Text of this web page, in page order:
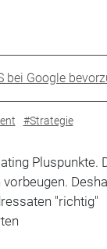
bei Google
#Strategie
Pluspunkte.
"richtig"